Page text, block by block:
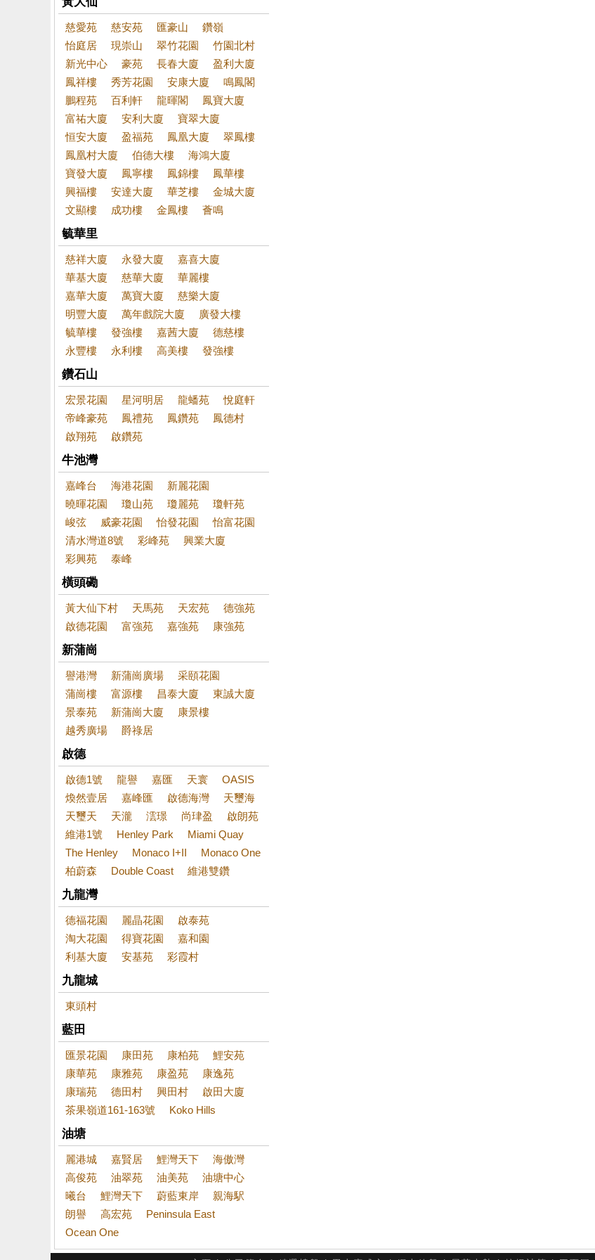
慈愛苑 慈安苑 匯豪山
鑽嶺
怡庭居
現崇山 翠竹花園
竹園北村
新光中心
豪苑 長春大廈
盈利大廈
鳳祥樓
秀芳花園 安康大廈
鳴鳳閣
鵬程苑
百利軒 龍暉閣
鳳寶大廈
富祐大廈
安利大廈
寶翠大廈
恒安大廈
盈福苑 鳳凰大廈
翠鳳樓
鳳凰村大廈
伯德大樓
海鴻大廈
寶發大廈
鳳寧樓 鳳錦樓
鳳華樓
興福樓
安達大廈 華芝樓
金城大廈
文顯樓
成功樓 金鳳樓 薈鳴
毓華里
慈祥大廈 永發大廈
嘉喜大廈
華基大廈
慈華大廈
華麗樓
嘉華大廈
萬寶大廈
慈樂大廈
明豐大廈
萬年戲院大廈
廣發大樓
毓華樓
發強樓 嘉茜大廈
德慈樓
永豐樓
永利樓 高美樓 發強樓
鑽石山
宏景花園 星河明居 龍蟠苑
悅庭軒
帝峰豪苑
鳳禮苑 鳳鑽苑
鳳德村
啟翔苑
啟鑽苑
牛池灣
嘉峰台 海港花園
新麗花園
曉暉花園
瓊山苑 瓊麗苑
瓊軒苑
峻弦
威豪花園 怡發花園
怡富花園
清水灣道8號
彩峰苑
興業大廈
彩興苑
泰峰
橫頭磡
黃大仙下村 天馬苑 天宏苑
德強苑
啟德花園
富強苑 嘉強苑 康強苑
新蒲崗
譽港灣 新蒲崗廣場
采頤花園
蒲崗樓
富源樓 昌泰大廈
東誠大廈
景泰苑
新蒲崗大廈
康景樓
越秀廣場
爵祿居
啟德
啟德1號 龍譽 嘉匯 天寰
OASIS
煥然壹居
嘉峰匯 啟德海灣
天璽海
天璽天
天瀧 澐璟 尚珒盈
啟朗苑
維港1號
Henley Park
Miami Quay
The Henley
Monaco I+II
Monaco One
柏蔚森
Double Coast 維港雙鑽
九龍灣
德福花園 麗晶花園
啟泰苑
淘大花園
得寶花園
嘉和園
利基大廈
安基苑 彩霞村
九龍城
東頭村
藍田
匯景花園 康田苑 康柏苑
鯉安苑
康華苑
康雅苑 康盈苑
康逸苑
康瑞苑
德田村 興田村
啟田大廈
茶果嶺道161-163號
Koko Hills
油塘
麗港城 嘉賢居 鯉灣天下
海傲灣
高俊苑
油翠苑 油美苑
油塘中心
曦台
鯉灣天下 蔚藍東岸
親海駅
朗譽
高宏苑
Peninsula East
Ocean One